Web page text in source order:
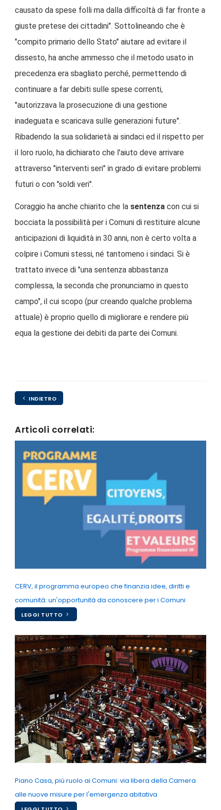
causato da spese folli ma dalla difficoltà di far fronte a
giuste pretese dei cittadini". Sottolineando che è
"compito primario dello Stato" aiutare ad evitare il
dissesto, ha anche ammesso che il metodo usato in
precedenza era sbagliato perché, permettendo di
continuare a far debiti sulle spese correnti,
"autorizzava la prosecuzione di una gestione
inadeguata e scaricava sulle generazioni future".
Ribadendo la sua solidarietà ai sindaci ed il rispetto per
il loro ruolo, ha dichiarato che l'aiuto deve arrivare
attraverso "interventi seri" in grado di evitare problemi
futuri o con "soldi veri".
Coraggio ha anche chiarito che la sentenza con cui si
bocciata la possibilità per i Comuni di restituire alcune
anticipazioni di liquidità in 30 anni, non è certo volta a
colpire i Comuni stessi, né tantomeno i sindaci. Si è
trattato invece di "una sentenza abbastanza
complessa, la seconda che pronunciamo in questo
campo", il cui scopo (pur creando qualche problema
attuale) è proprio quello di migliorare e rendere più
equa la gestione dei debiti da parte dei Comuni.
INDIETRO
Articoli correlati:
CERV, il programma europeo che finanzia idee, diritti e
comunità: un'opportunità da conoscere per i Comuni
LEGGI TUTTO
Piano Casa, più ruolo ai Comuni: via libera della Camera
alle nuove misure per l'emergenza abitativa